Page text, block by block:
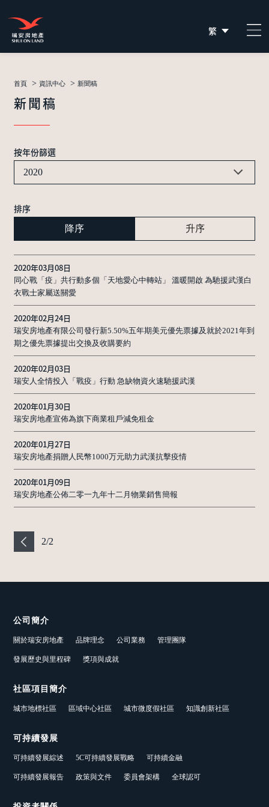
繁
简
首頁 > 資訊中心 > 新聞稿
新聞稿
按年份篩選
2020
排序
降序 升序
2020年03月08日
同心戰「疫」共行動多個「天地愛心中轉站」 溫暖開啟 為馳援武漢白
衣戰士家屬送關愛
2020年02月24日
瑞安房地產有限公司發行新5.50%五年期美元優先票據及就於2021年到
期之優先票據提出交換及收購要約
2020年02月03日
瑞安人全情投入「戰疫」行動 急缺物資火速馳援武漢
2020年01月30日
瑞安房地產宣佈為旗下商業租戶減免租金
2020年01月27日
瑞安房地產捐贈人民幣1000万元助力武漢抗擊疫情
2020年01月09日
瑞安房地產公佈二零一九年十二月物業銷售簡報
2/2
公司簡介
關於瑞安房地產 品牌理念 公司業務 管理團隊
發展歷史與里程碑 獎項與成就
社區項目簡介
城市地標社區 區域中心社區 城市微度假社區 知識創新社區
可持續發展
可持續發展綜述 5C可持續發展戰略 可持續金融
可持續發展報告 政策與文件 委員會架構 全球認可